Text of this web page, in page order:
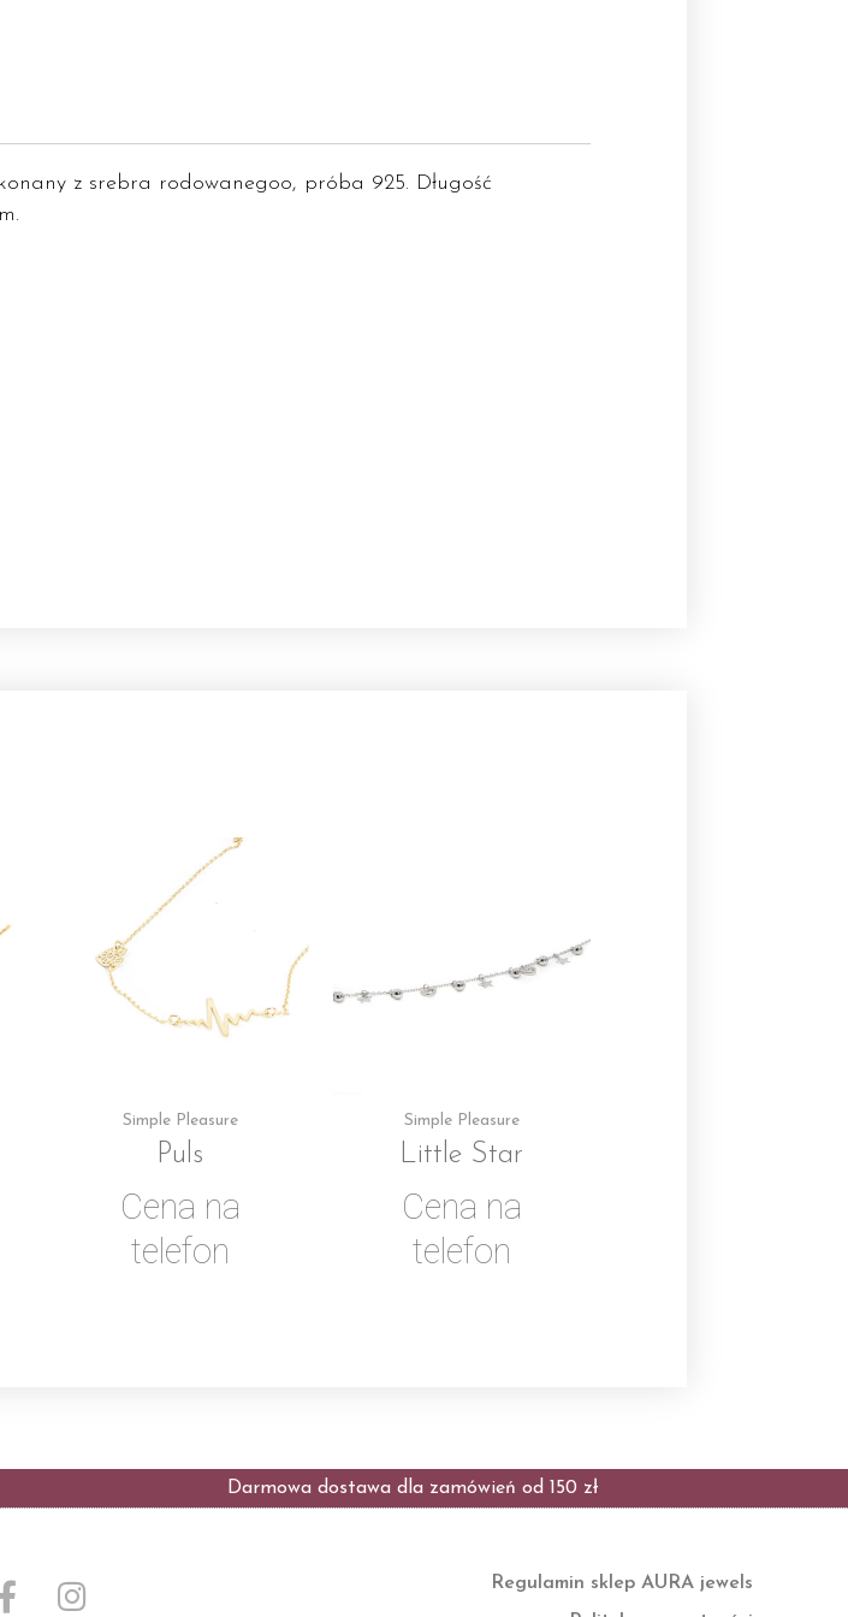
z srebra rodowanegoo, próba 925. Długość
Simple Pleasure
Puls
Cena na
telefon
Simple Pleasure
Little Star
Cena na
telefon
Darmowa dostawa dla zamówień od 150 zł
F
I
Regulamin sklep AURA jewels